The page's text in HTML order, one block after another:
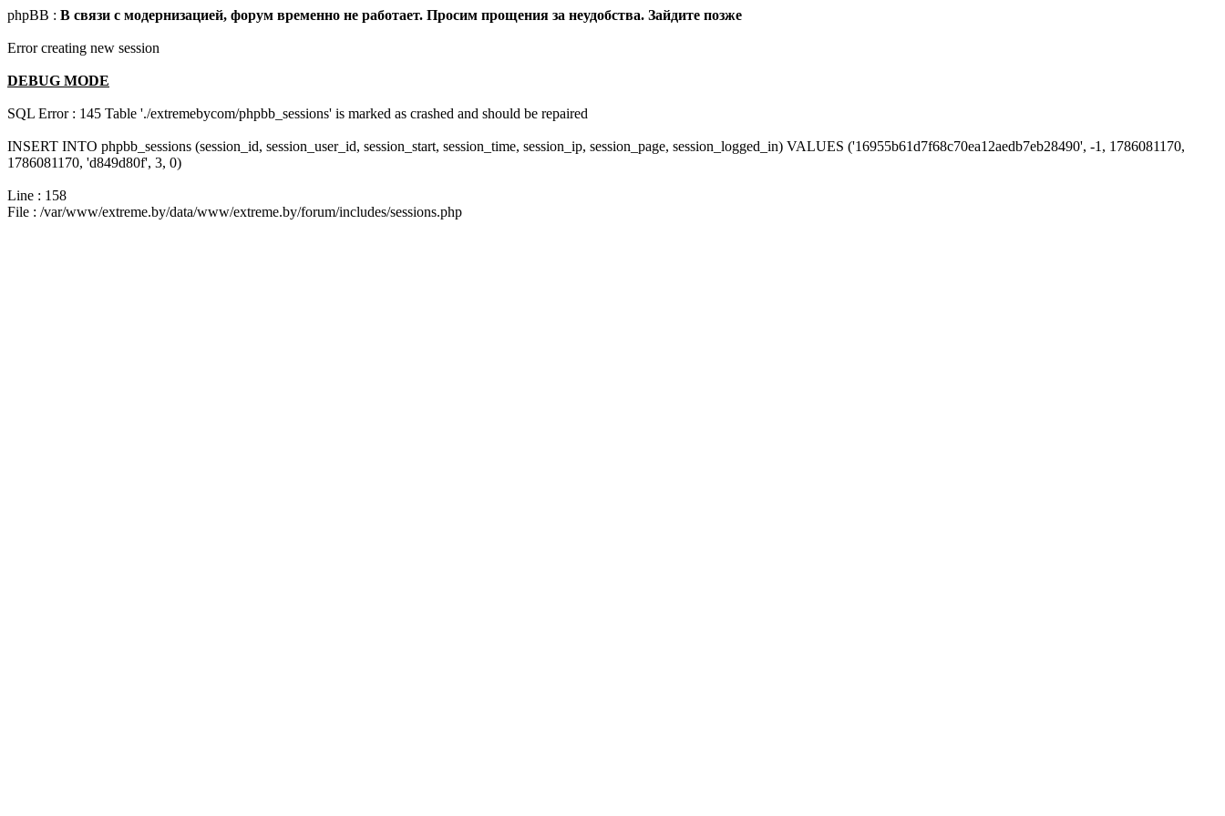
phpBB : В связи с модернизацией, форум временно не работает. Просим прощения за неудобства. Зайдите позже
Error creating new session
DEBUG MODE
SQL Error : 145 Table './extremebycom/phpbb_sessions' is marked as crashed and should be repaired
INSERT INTO phpbb_sessions (session_id, session_user_id, session_start, session_time, session_ip, session_page, session_logged_in) VALUES ('16955b61d7f68c70ea12aedb7eb28490', -1, 1786081170,
1786081170, 'd849d80f', 3, 0)
Line : 158
File : /var/www/extreme.by/data/www/extreme.by/forum/includes/sessions.php